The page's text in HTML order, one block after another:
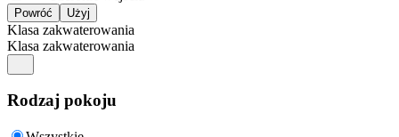
Klasa zakwaterowania
Klasa zakwaterowania
Rodzaj pokoju